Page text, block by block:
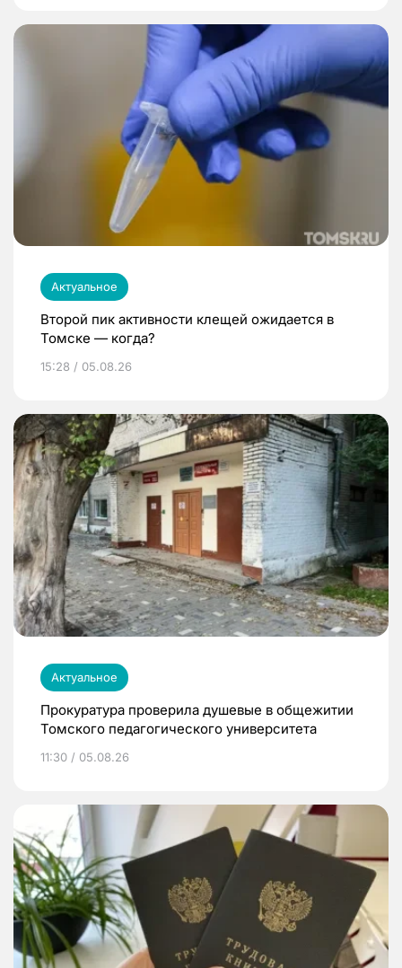
Актуальное
Второй пик активности клещей ожидается в
Томске — когда?
15:28 / 05.08.26
Актуальное
Прокуратура проверила душевые в общежитии
Томского педагогического университета
11:30 / 05.08.26